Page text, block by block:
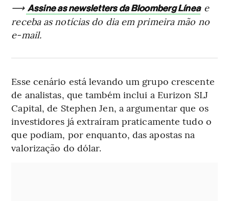
⟶ Assine as newsletters da Bloomberg Línea e
receba as notícias do dia em primeira mão no
e-mail.
Esse cenário está levando um grupo crescente
de analistas, que também inclui a Eurizon SLJ
Capital, de Stephen Jen, a argumentar que os
investidores já extraíram praticamente tudo o
que podiam, por enquanto, das apostas na
valorização do dólar.